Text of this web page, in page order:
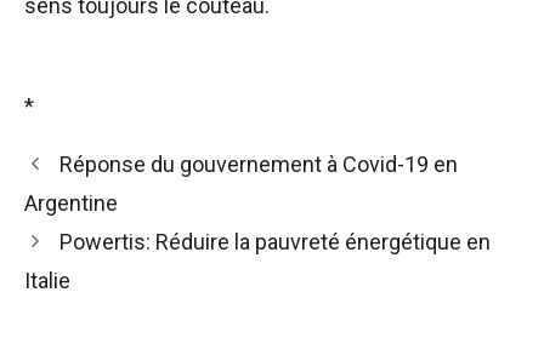
sens toujours le couteau.
*
Réponse du gouvernement à Covid-19 en
Argentine
Powertis: Réduire la pauvreté énergétique en
Italie